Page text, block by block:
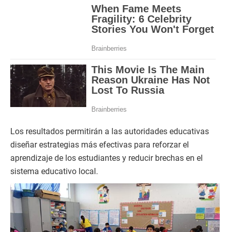
Los resultados permitirán a las autoridades educativas
diseñar estrategias más efectivas para reforzar el
aprendizaje de los estudiantes y reducir brechas en el
sistema educativo local.